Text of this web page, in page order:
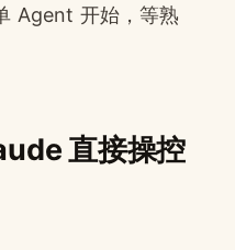
Agent 开始，等熟
直接操控